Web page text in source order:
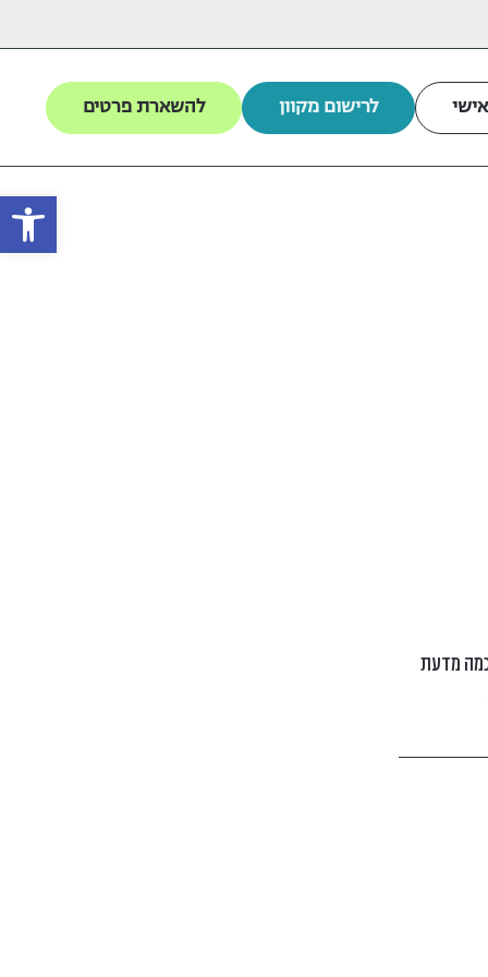
לרישום מקוון להשארת פרטים
מדעת